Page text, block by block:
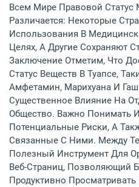
Всем Мире Правовой
Различается: Некоторые
Использования В
Целях, А Другие Сохраняют
Заключение Отметим, Что
Статус Веществ В Туапсе,
Амфетамин, Марихуана И
Существенное Влияние На
Общество. Важно Понимать
Потенциальные Риски, А
Связанные С Ними. Между
Полезный Инструмент Для
Веб-Страниц, Позволяющий
Продуктивно